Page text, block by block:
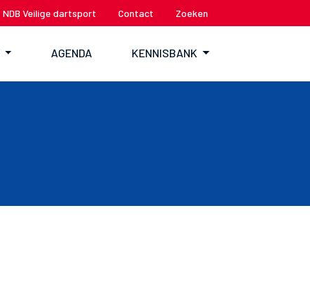
NDB Veilige dartsport Contact Zoeken
AGENDA KENNISBANK